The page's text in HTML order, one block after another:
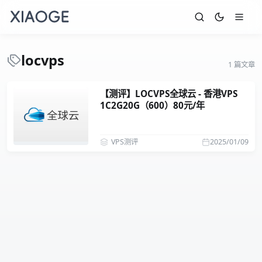
locvps 1 篇文章
【测评】LOCVPS全球云 - 香港VPS
1C2G20G（600）80元/年
2025/01/09
VPS测评